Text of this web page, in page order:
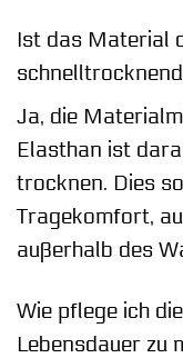
Ist das Material
Ja, die
Elasthan ist
trocknen. Dies
Tragekomfort,
außerhalb des
Wie pflege ich
Lebensdauer zu